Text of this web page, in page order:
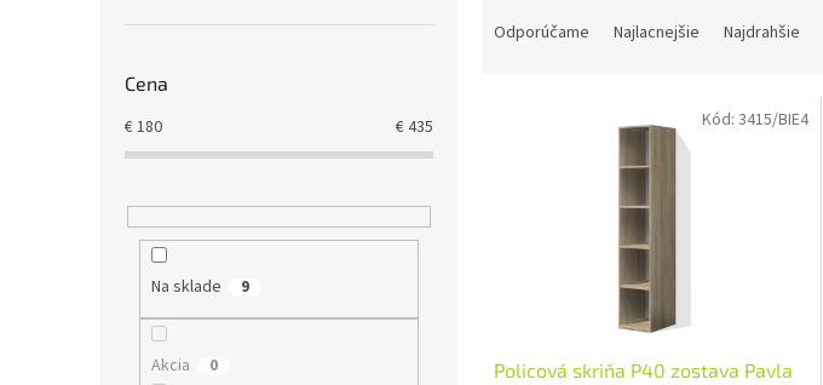
Cena
€180 €435
Na sklade 9
Akcia 0
Odporúčame Najlacnejšie Najdrahšie
Policová skriňa P40 zostava Pavla
Kód: 3415/BIE4